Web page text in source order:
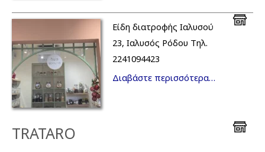
Είδη διατροφής Ιαλυσού
23, Ιαλυσός Ρόδου Τηλ.
2241094423
Διαβάστε περισσότερα…
TRATARO